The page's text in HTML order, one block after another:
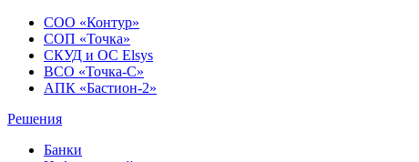
СОО «Контур»
СОП «Точка»
СКУД и ОС Elsys
ВСО «Точка-С»
АПК «Бастион-2»
Решения
Банки